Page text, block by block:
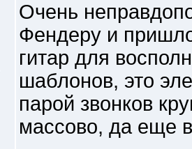
Очень
Фендеру и
гитар для
шаблонов, это
парой звонков
массово, да еще